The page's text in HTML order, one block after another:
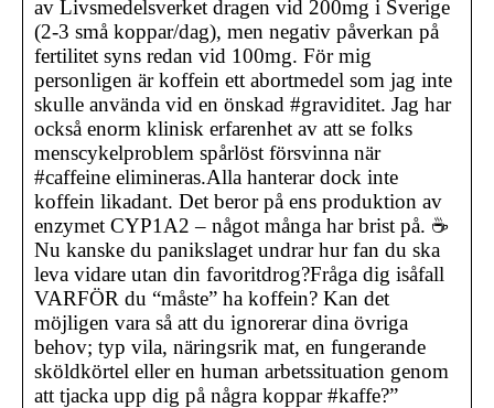
av Livsmedelsverket dragen vid 200mg i Sverige
(2-3 små koppar/dag), men negativ påverkan på
fertilitet syns redan vid 100mg. För mig
personligen är koffein ett abortmedel som jag inte
skulle använda vid en önskad #graviditet. Jag har
också enorm klinisk erfarenhet av att se folks
menscykelproblem spårlöst försvinna när
#caffeine elimineras.Alla hanterar dock inte
koffein likadant. Det beror på ens produktion av
enzymet CYP1A2 – något många har brist på. ☕️
Nu kanske du panikslaget undrar hur fan du ska
leva vidare utan din favoritdrog?Fråga dig isåfall
VARFÖR du “måste” ha koffein? Kan det
möjligen vara så att du ignorerar dina övriga
behov; typ vila, näringsrik mat, en fungerande
sköldkörtel eller en human arbetssituation genom
att tjacka upp dig på några koppar #kaffe?”